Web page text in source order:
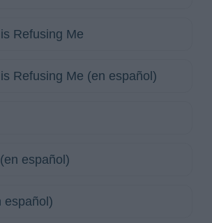
Refusing Me
Refusing Me (en español)
español)
español)